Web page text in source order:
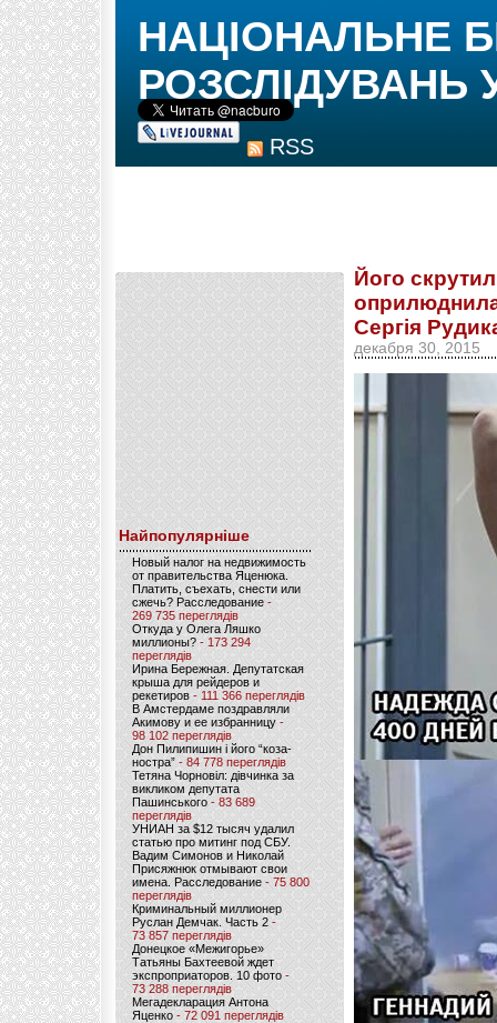
RSS
НАЦІОНАЛЬНЕ
РОЗСЛІДУВАНЬ
Найпопулярніше
Новый налог на недвижимость
от правительства Яценюка.
Платить, съехать, снести или
сжечь? Расследование-
269 735 переглядів
Откуда у Олега Ляшко
миллионы? - 173 294
переглядів
Ирина Бережная. Депутатская
крыша для рейдеров и
рекетиров - 111 366 переглядів
В Амстердаме поздравляли
Акимову и ее избранницу -
98 102 переглядів
Дон Пилипишин і його “коза-
ностра” - 84 778 переглядів
Тетяна Чорновіл: дівчинка за
викликом депутата
Пашинського- 83 689
переглядів
УНИАН за $12 тысяч удалил
статью про митинг под СБУ.
Вадим Симонов и Николай
Присяжнюк отмывают свои
имена. Расследование - 75 800
переглядів
Криминальный миллионер
Руслан Демчак. Часть 2-
73 857 переглядів
Донецкое «Межигорье»
Татьяны Бахтеевой ждет
экспроприаторов. 10 фото -
73 288 переглядів
Мегадекларация Антона
Яценко - 72 091 переглядів
Його
Сергія
декабря 30, 2015